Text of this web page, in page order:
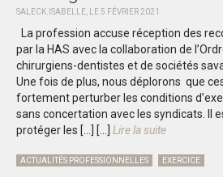
SALECK.ISABELLE, LE 5 FÉVRIER 2021
La profession accuse réception des
par la HAS avec la collaboration de
chirurgiens-dentistes et de sociétés
Une fois de plus, nous déplorons que
fortement perturber les conditions
sans concertation avec les syndicats. Il
protéger les […]
[...] Lire la suite
ACTUALITÉS PROFESSIONNELLES EXERCICE